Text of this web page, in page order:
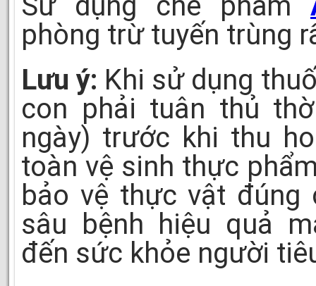
phòng trừ tuyến trùng
Lưu ý: Khi sử dụng
con phải tuân thủ
ngày) trước khi thu
toàn vệ sinh thực
bảo vệ thực vật
sâu bệnh hiệu quả
đến sức khỏe người